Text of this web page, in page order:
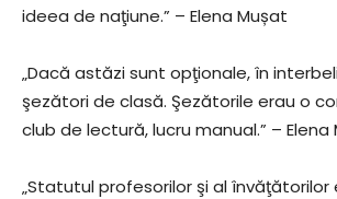
ideea de naţiune.” – Elena Mușat
„Dacă astăzi sunt opţionale, în
şezători de clasă. Şezătorile erau o
club de lectură, lucru manual.” – Elena
„Statutul profesorilor şi al învăţătorilor